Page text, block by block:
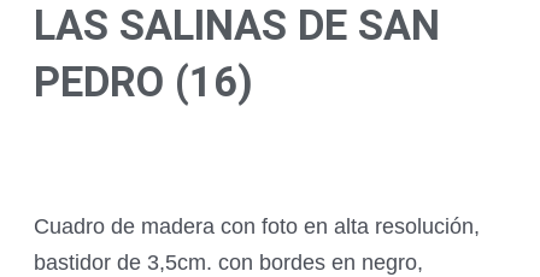
LAS SALINAS DE SAN
PEDRO (16)
Cuadro de madera con foto en alta resolución,
bastidor de 3,5cm. con bordes en negro,